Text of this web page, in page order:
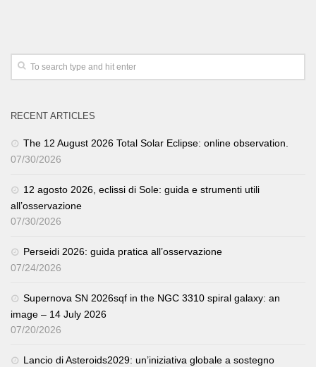
RECENT ARTICLES
The 12 August 2026 Total Solar Eclipse: online observation.
07/30/2026
12 agosto 2026, eclissi di Sole: guida e strumenti utili
all’osservazione
07/30/2026
Perseidi 2026: guida pratica all’osservazione
07/24/2026
Supernova SN 2026sqf in the NGC 3310 spiral galaxy: an
image – 14 July 2026
07/20/2026
Lancio di Asteroids2029: un’iniziativa globale a sostegno